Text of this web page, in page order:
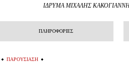
Αναζήτηση
ΙΔΡΥΜΑ ΜΙΧΑΛΗΣ
ΠΛΗΡΟΦΟΡΙΕΣ
ΠΑΡΟΥΣΙΑΣΗ